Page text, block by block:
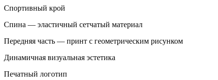
Спортивный крой
Спина — эластичный сетчатый материал
Передняя часть — принт с геометрическим рисунком
Динамичная визуальная эстетика
Печатный логотип